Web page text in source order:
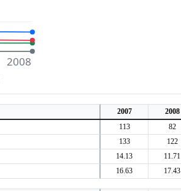
2008
2007 2008
113 82
133 122
14.13 11.71
16.63 17.43